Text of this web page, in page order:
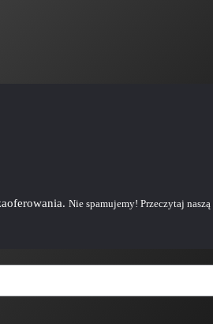
Nie spamujemy! Przeczytaj naszą